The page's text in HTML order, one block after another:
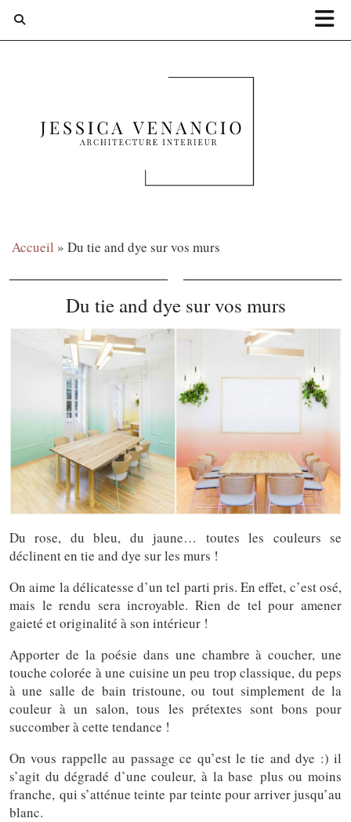
Accueil » Du tie and dye sur vos murs
Du tie and dye sur vos murs
Du rose, du bleu, du jaune… toutes les couleurs se
déclinent en tie and dye sur les murs !
On aime la délicatesse d’un tel parti pris. En effet, c’est osé,
mais le rendu sera incroyable. Rien de tel pour amener
gaieté et originalité à son intérieur !
Apporter de la poésie dans une chambre à coucher, une
touche colorée à une cuisine un peu trop classique, du peps
à une salle de bain tristoune, ou tout simplement de la
couleur à un salon, tous les prétextes sont bons pour
succomber à cette tendance !
On vous rappelle au passage ce qu’est le tie and dye :) il
s’agit du dégradé d’une couleur, à la base plus ou moins
franche, qui s’atténue teinte par teinte pour arriver jusqu’au
blanc.